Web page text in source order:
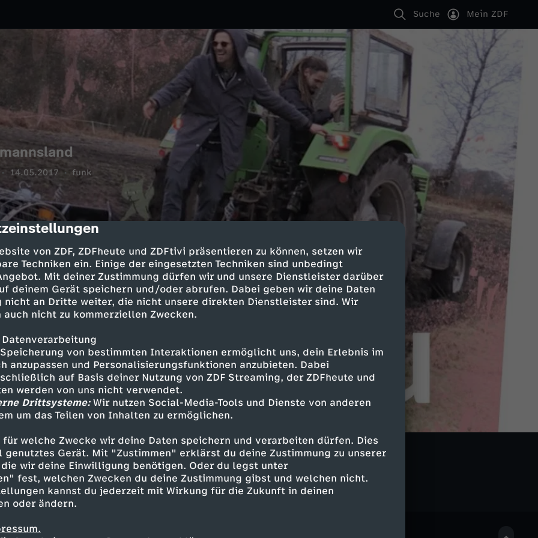
von ZDF, ZDFheute und ZDFtivi präsentieren zu können, setzen wir
Techniken ein. Einige der eingesetzten Techniken sind unbedingt
Mit deiner Zustimmung dürfen wir und unsere Dienstleister darüber
deinem Gerät speichern und/oder abrufen. Dabei geben wir deine Daten
nicht an Dritte weiter, die nicht unsere direkten Dienstleister sind. Wir
nicht zu kommerziellen Zwecken.
von bestimmten Interaktionen ermöglicht uns, dein Erlebnis im
anzupassen und Personalisierungsfunktionen anzubieten. Dabei
auf Basis deiner Nutzung von ZDF Streaming, der ZDFheute und
werden von uns nicht verwendet.
Drittsysteme:Wir nutzen Social-Media-Tools und Dienste von anderen
um das Teilen von Inhalten zu ermöglichen.
für welche Zwecke wir deine Daten speichern und verarbeiten dürfen. Dies
Gerät. Mit "Zustimmen" erklärst du deine Zustimmung zu unserer
wir deine Einwilligung benötigen. Oder du legst unter
fest, welchen Zwecken du deine Zustimmung gibst und welchen nicht.
kannst du jederzeit mit Wirkung für die Zukunft in deinen
oder ändern.
Suche Mein ZDF
14.05.2017 funk
entdecken
Reportage abenteuerlich Kliemannsland